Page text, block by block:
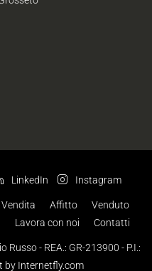
LinkedIn Instagram
Vendita Affitto
Venduto
Lavora con noi Contatti
- REA.: GR-213900 - P.I.:
by Internetfly.com